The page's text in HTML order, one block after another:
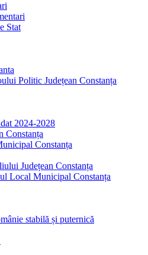
Stat
Politic Județean Constanța
2024-2028
Constanța
Constanța
Județean Constanța
Local Municipal Constanța
stabilă și puternică